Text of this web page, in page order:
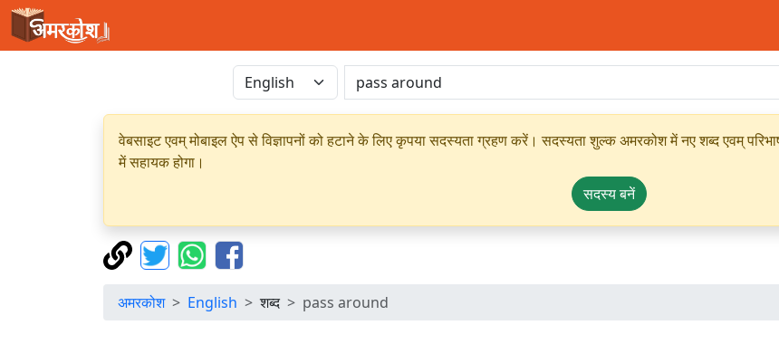
वेबसाइट एवम् मोबाइल ऐप से विज्ञापनों को हटाने के लिए कृपया सदस्यता ग्रहण करें। सदस्यता शुल्क अमरकोश में नए शब्द एवम्
में सहायक होगा।
सदस्य बनें
अमरकोश English शब्द pass around